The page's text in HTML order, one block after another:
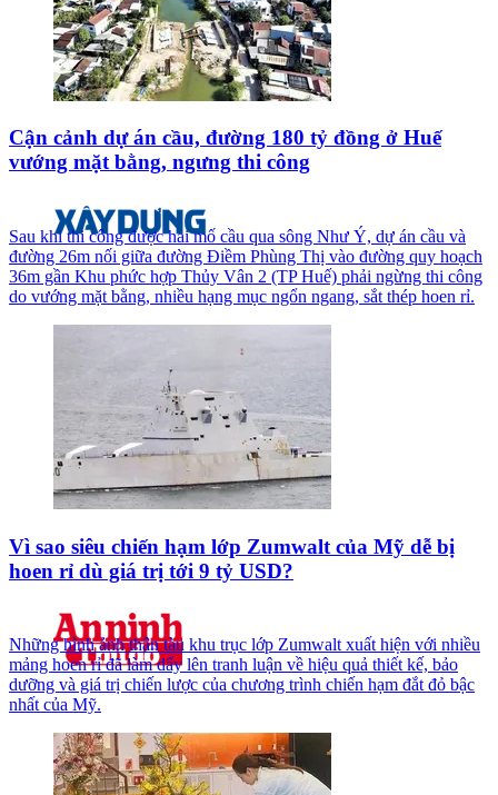
Cận cảnh dự án cầu, đường 180 tỷ đồng ở Huế
vướng mặt bằng, ngưng thi công
Sau khi thi công được hai mố cầu qua sông Như Ý, dự án cầu và
đường 26m nối giữa đường Điềm Phùng Thị vào đường quy hoạch
36m gần Khu phức hợp Thủy Vân 2 (TP Huế) phải ngừng thi công
do vướng mặt bằng, nhiều hạng mục ngổn ngang, sắt thép hoen rỉ.
Vì sao siêu chiến hạm lớp Zumwalt của Mỹ dễ bị
hoen rỉ dù giá trị tới 9 tỷ USD?
Những hình ảnh thân tàu khu trục lớp Zumwalt xuất hiện với nhiều
mảng hoen rỉ đã làm dấy lên tranh luận về hiệu quả thiết kế, bảo
dưỡng và giá trị chiến lược của chương trình chiến hạm đắt đỏ bậc
nhất của Mỹ.